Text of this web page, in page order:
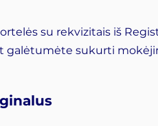
su rekvizitais iš
galėtumėte sukurti